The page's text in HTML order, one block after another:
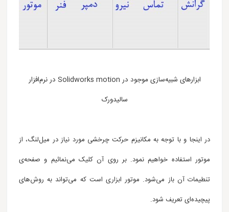
ابزارهای شبیه‌سازی موجود در Solidworks motion در نرم‌افزار
سالیدورک
در اینجا و با توجه به مکانیزم حرکت چرخشی مورد نیاز در میل‌لنگ، از
موتور استفاده خواهیم نمود.بر روی آن کلیک می‌نمائیم و صفحه‌ی
تنطیمات آن باز می‌شود. موتور ابزاری است که می‌تواند به روش‌های
پیچیده‌ای تعریف شود.